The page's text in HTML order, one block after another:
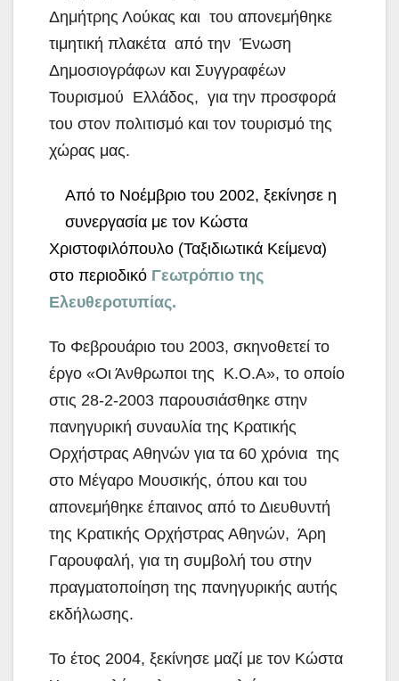
Δημήτρης Λούκας και του απονεμήθηκε
τιμητική πλακέτα από την Ένωση
Δημοσιογράφων και Συγγραφέων
Τουρισμού Ελλάδος, για την προσφορά
του στον πολιτισμό και τον τουρισμό της
χώρας μας.
Από το Νοέμβριο του 2002, ξεκίνησε η
συνεργασία με τον Κώστα
Χριστοφιλόπουλο (Ταξιδιωτικά Κείμενα)
στο περιοδικό Γεωτρόπιο της
Ελευθεροτυπίας.
Το Φεβρουάριο του 2003, σκηνοθετεί το
έργο «Οι Άνθρωποι της Κ.Ο.Α», το οποίο
στις 28-2-2003 παρουσιάσθηκε στην
πανηγυρική συναυλία της Κρατικής
Ορχήστρας Αθηνών για τα 60 χρόνια της
στο Μέγαρο Μουσικής, όπου και του
απονεμήθηκε έπαινος από το Διευθυντή
της Κρατικής Ορχήστρας Αθηνών, Άρη
Γαρουφαλή, για τη συμβολή του στην
πραγματοποίηση της πανηγυρικής αυτής
εκδήλωσης.
Το έτος 2004, ξεκίνησε μαζί με τον Κώστα